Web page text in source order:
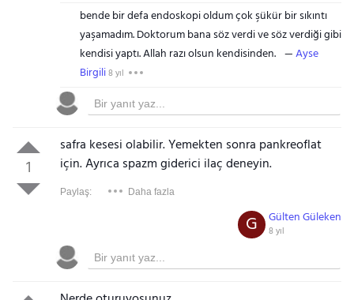
bende bir defa endoskopi oldum çok şükür bir sıkıntı
yaşamadım. Doktorum bana söz verdi ve söz verdiği gibi
kendisi yaptı. Allah razı olsun kendisinden.
Ayse
Birgili8 yıl
1
safra kesesi olabilir. Yemekten sonra pankreoflat
için. Ayrıca spazm giderici ilaç deneyin.
Paylaş: Daha fazla
Gülten Güleken
8 yıl
G